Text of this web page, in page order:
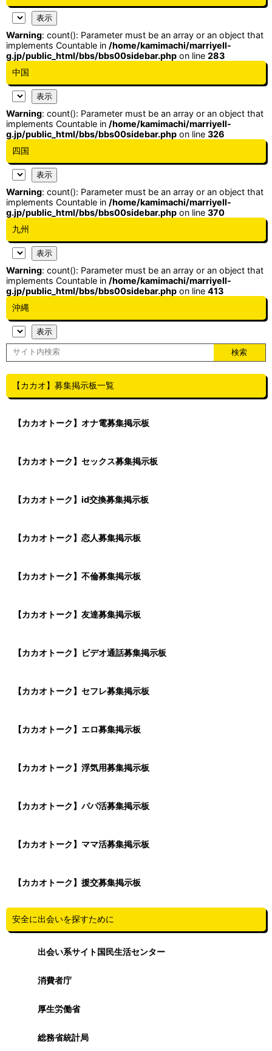
Warning: count(): Parameter must be an array or an object that
implements Countable in /home/kamimachi/marriyell-
g.jp/public_html/bbs/bbs00sidebar.php on line 283
中国
Warning: count(): Parameter must be an array or an object that
implements Countable in /home/kamimachi/marriyell-
g.jp/public_html/bbs/bbs00sidebar.php on line 326
四国
Warning: count(): Parameter must be an array or an object that
implements Countable in /home/kamimachi/marriyell-
g.jp/public_html/bbs/bbs00sidebar.php on line 370
九州
Warning: count(): Parameter must be an array or an object that
implements Countable in /home/kamimachi/marriyell-
g.jp/public_html/bbs/bbs00sidebar.php on line 413
沖縄
【カカオ】募集掲示板一覧
【カカオトーク】オナ電募集掲示板
【カカオトーク】セックス募集掲示板
【カカオトーク】id交換募集掲示板
【カカオトーク】恋人募集掲示板
【カカオトーク】不倫募集掲示板
【カカオトーク】友達募集掲示板
【カカオトーク】ビデオ通話募集掲示板
【カカオトーク】セフレ募集掲示板
【カカオトーク】エロ募集掲示板
【カカオトーク】浮気用募集掲示板
【カカオトーク】パパ活募集掲示板
【カカオトーク】ママ活募集掲示板
【カカオトーク】援交募集掲示板
安全に出会いを探すために
出会い系サイト国民生活センター
消費者庁
厚生労働省
総務省統計局